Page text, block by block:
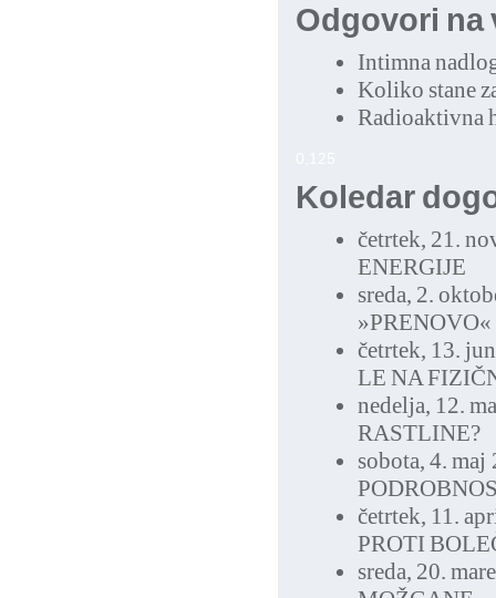
Odgovori na
Intimna
Koliko stane
Radioaktivna
Koledar
četrtek, 21.
ENERGIJE
sreda, 2.
četrtek, 13.
LE NA
nedelja, 12.
RASTLINE?
sobota, 4.
četrtek, 11.
PROTI
sreda, 20.